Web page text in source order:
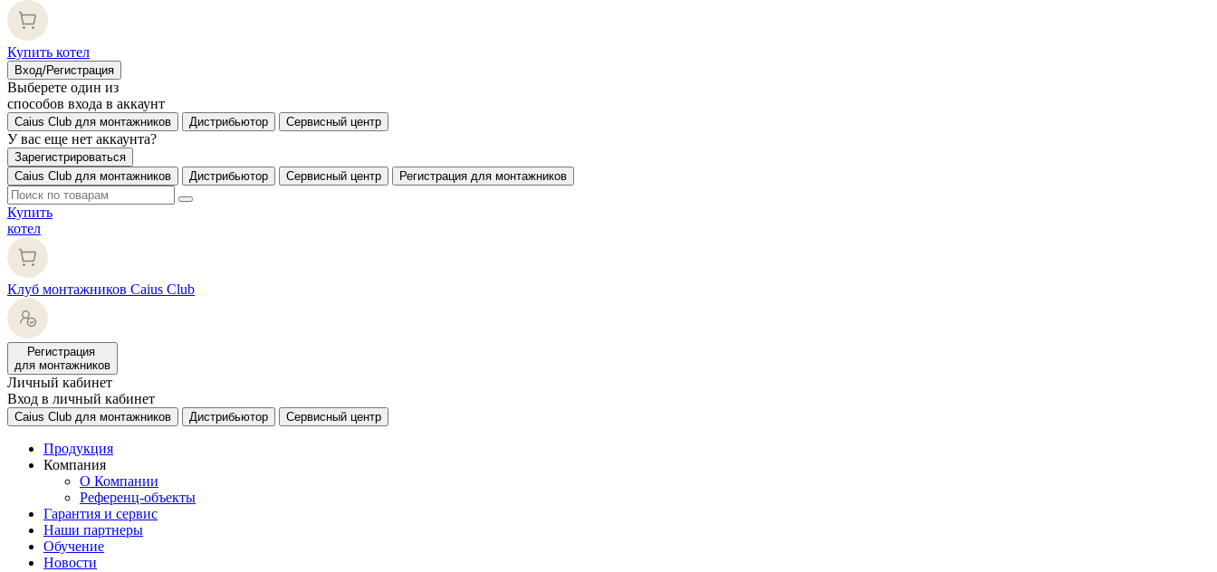
Купить котел
Вход/Регистрация
Выберете один из
способов входа в аккаунт
Caius Club для монтажников Дистрибьютор Сервисный центр
У вас еще нет аккаунта?
Зарегистрироваться
Caius Club для монтажников
Дистрибьютор Сервисный центр Регистрация для монтажников
Купить
котел
Клуб монтажников Caius Club
Регистрация
для монтажников
Личный кабинет
Вход в личный кабинет
Caius Club для монтажников Дистрибьютор Сервисный центр
Продукция
Компания
О Компании
Референц-объекты
Гарантия и сервис
Наши партнеры
Обучение
Новости